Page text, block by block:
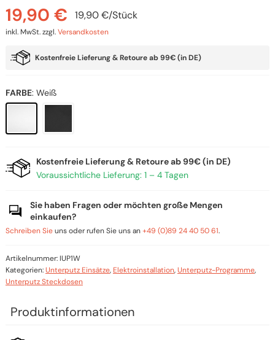
19,90 € 19,90€/Stück
inkl. MwSt.zzgl.Versandkosten
Kostenfreie Lieferung & Retoure ab 99€ (in DE)
FARBE: Weiß
Kostenfreie Lieferung & Retoure ab 99€ (in DE)
Voraussichtliche Lieferung: 1 – 4 Tagen
Sie haben Fragen oder möchten große Mengen
einkaufen?
Schreiben Sieuns oder rufen Sie uns an+49 (0)89 24 40 50 61.
Artikelnummer: IUP1W
Kategorien:Unterputz Einsätze, Elektroinstallation,Unterputz-Programme,
Unterputz Steckdosen